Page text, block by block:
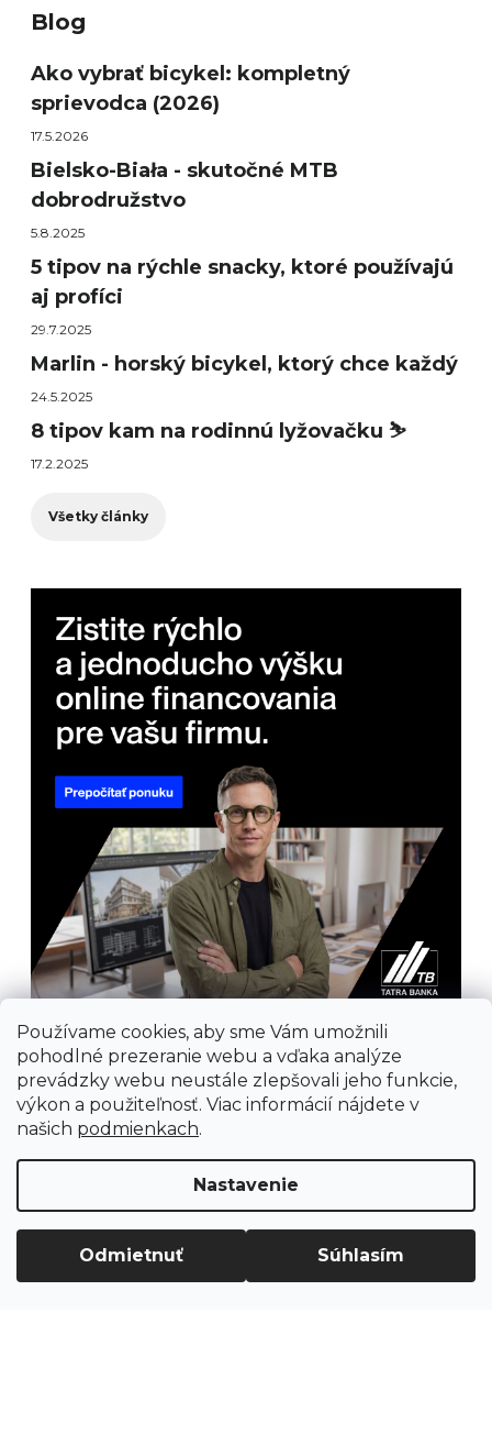
Používame cookies, aby sme Vám umožnili
pohodlné prezeranie webu a vďaka analýze
prevádzky webu neustále zlepšovali jeho funkcie,
výkon a použiteľnosť. Viac informácií nájdete v
našich podmienkach.
Nastavenie
Odmietnuť Súhlasím
Blog
Ako vybrať bicykel: kompletný
sprievodca (2026)
17.5.2026
Bielsko-Biała - skutočné MTB
dobrodružstvo
5.8.2025
5 tipov na rýchle snacky, ktoré používajú
aj profíci
29.7.2025
Marlin - horský bicykel, ktorý chce každý
24.5.2025
8 tipov kam na rodinnú lyžovačku ⛷️
17.2.2025
Všetky články
Vytvoril Shoptet